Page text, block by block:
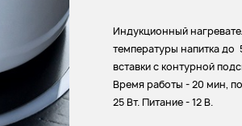
Индукционный
температуры напитка до
вставки с контурной
Время работы - 20 мин,
25 Вт. Питание - 12 В.